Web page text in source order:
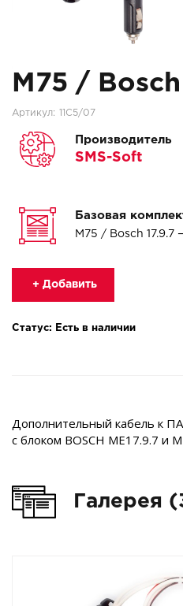
M75 / Bosch
Артикул: 11C5/07
Производитель
SMS-Soft
Базовая
M75 / Bosch 17.9.7
+ Добавить
Статус: Есть в наличии
Дополнительный кабель к
с блоком BOSCH ME17.9.7 и
Галерея